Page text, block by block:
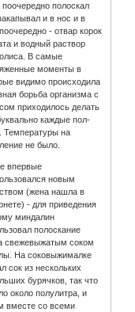
полоскал
и в нос и в
- отвар корок
и водный раствор
В самые
моменты в
видимо происходила
борьба организма с
приходилось делать
каждые пол-
Температуры на
не было.
впервые
новым
(жена нашла в
- для приведения
миндалин
полоскание
свежевыжатым соком
На соковыжималке
сок из нескольких
бурячков, так что
около полулитра, и
вместе со всеми